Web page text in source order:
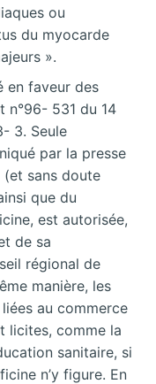
ou
du myocarde
».
en faveur des
n°96- 531 du 14
3. Seule
par la presse
sans doute
que du
est autorisée,
de sa
régional de
manière, les
au commerce
licites, comme la
sanitaire, si
n’y figure. En